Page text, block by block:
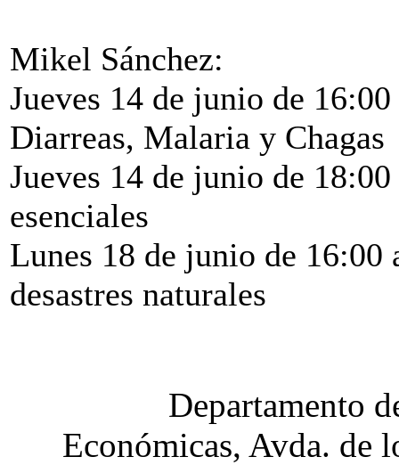
Mikel Sánchez:
Jueves 14 de junio de
Diarreas, Malaria y Chagas
Jueves 14 de junio de
esenciales
Lunes 18 de junio de
desastres naturales
Departamento
Económicas, Avda. de